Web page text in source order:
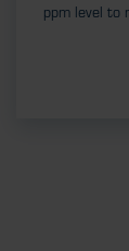
ppm level to